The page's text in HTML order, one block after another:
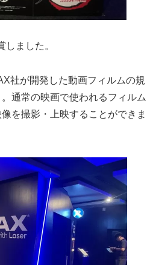
ました。
社が開発した動画フィルムの規
通常の映画で使われるフィルム
を撮影・上映することができま